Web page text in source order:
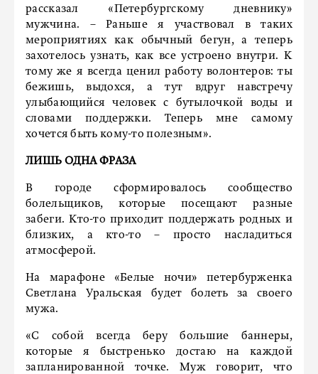
рассказал «Петербургскому дневнику»
мужчина. – Раньше я участвовал в таких
мероприятиях как обычный бегун, а теперь
захотелось узнать, как все устроено внутри. К
тому же я всегда ценил работу волонтеров: ты
бежишь, выдохся, а тут вдруг навстречу
улыбающийся человек с бутылочкой воды и
словами поддержки. Теперь мне самому
хочется быть кому-то полезным».
ЛИШЬ ОДНА ФРАЗА
В городе сформировалось сообщество
болельщиков, которые посещают разные
забеги. Кто-то приходит поддержать родных и
близких, а кто-то – просто насладиться
атмосферой.
На марафоне «Белые ночи» петербурженка
Светлана Уральская будет болеть за своего
мужа.
«С собой всегда беру большие баннеры,
которые я быстренько достаю на каждой
запланированной точке. Муж говорит, что